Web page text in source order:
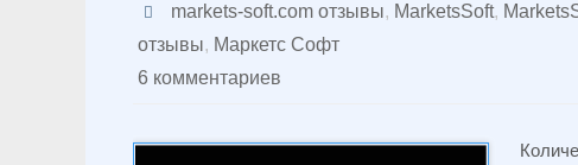
markets-soft.com отзывы, MarketsSoft,
отзывы, Маркетс Софт
6 комментариев